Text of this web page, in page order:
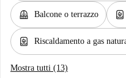
balcony Balcone o terrazzo water_heater
water_heater Riscaldamento a gas
Mostra tutti (13)